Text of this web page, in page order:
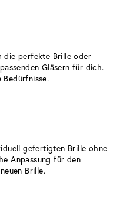
die perfekte Brille oder
Gläsern für dich.
gefertigten Brille ohne
Anpassung für den
Brille.